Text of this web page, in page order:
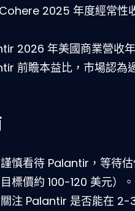
Cohere 2025 年度經常性
2026 年美國商業營收
前瞻本益比，市場認為
慎看待 Palantir，等待
標價約 100-120 美元）。
注 Palantir 是否能在 2-